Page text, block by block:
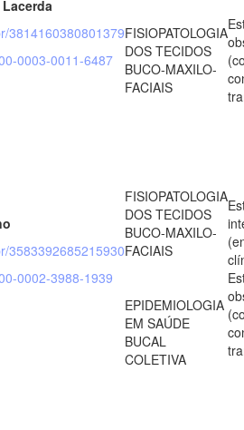
3814160380801379
0003-0011-6487
FISIOPATOLOGIA
DOS TECIDOS
BUCO-MAXILO-
FACIAIS
3583392685215930
0002-3988-1939
FISIOPATOLOGIA
DOS TECIDOS
BUCO-MAXILO-
FACIAIS
EPIDEMIOLOGIA
EM SAÚDE
BUCAL
COLETIVA